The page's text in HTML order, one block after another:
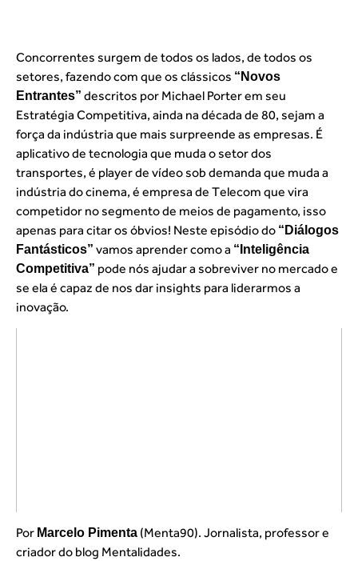
Concorrentes surgem de todos os lados, de todos os
setores, fazendo com que os clássicos “Novos
Entrantes” descritos por Michael Porter em seu
Estratégia Competitiva, ainda na década de 80, sejam a
força da indústria que mais surpreende as empresas. É
aplicativo de tecnologia que muda o setor dos
transportes, é player de vídeo sob demanda que muda a
indústria do cinema, é empresa de Telecom que vira
competidor no segmento de meios de pagamento, isso
apenas para citar os óbvios! Neste episódio do “Diálogos
Fantásticos” vamos aprender como a “Inteligência
Competitiva” pode nós ajudar a sobreviver no mercado e
se ela é capaz de nos dar insights para liderarmos a
inovação.
Por Marcelo Pimenta (Menta90). Jornalista, professor e
criador do blog Mentalidades.